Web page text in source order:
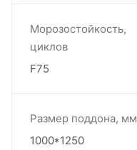
Морозостойкость,
циклов
F75
Размер поддона, мм
1000*1250